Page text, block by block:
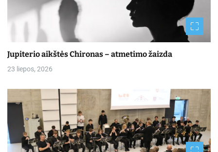
Jupiterio aikštės Chironas – atmetimo žaizda
23 liepos, 2026